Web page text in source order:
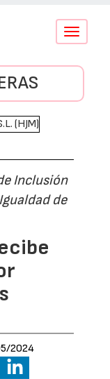
Conmutar
Inclusión
de
2024